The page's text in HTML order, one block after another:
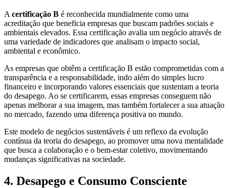
A certificação B é reconhecida mundialmente como uma
acreditação que beneficia empresas que buscam padrões sociais e
ambientais elevados. Essa certificação avalia um negócio através de
uma variedade de indicadores que analisam o impacto social,
ambiental e econômico.
As empresas que obtêm a certificação B estão comprometidas com a
transparência e a responsabilidade, indo além do simples lucro
financeiro e incorporando valores essenciais que sustentam a teoria
do desapego. Ao se certificarem, essas empresas conseguem não
apenas melhorar a sua imagem, mas também fortalecer a sua atuação
no mercado, fazendo uma diferença positiva no mundo.
Este modelo de negócios sustentáveis é um reflexo da evolução
contínua da teoria do desapego, ao promover uma nova mentalidade
que busca a colaboração e o bem-estar coletivo, movimentando
mudanças significativas na sociedade.
4. Desapego e Consumo Consciente